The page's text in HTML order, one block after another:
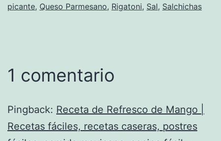
picante, Queso Parmesano, Rigatoni, Sal, Salchichas
1 comentario
Pingback: Receta de Refresco de Mango |
Recetas fáciles, recetas caseras, postres